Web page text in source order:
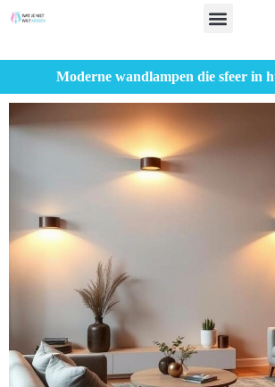
Moderne wandlampen die sfeer in